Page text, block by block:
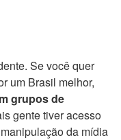
Se você quer
um Brasil melhor,
grupos de
gente tiver acesso
da mídia